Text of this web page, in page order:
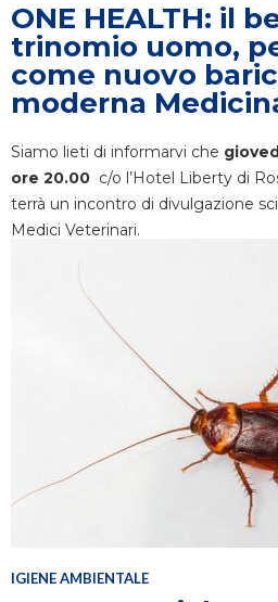
ONE HEALTH: il
trinomio uomo,
come nuovo
moderna
Siamo lieti di informarvi che
ore 20.00 c/o l’Hotel Liberty di
terrà un incontro di divulgazione
Medici Veterinari.
IGIENE AMBIENTALE